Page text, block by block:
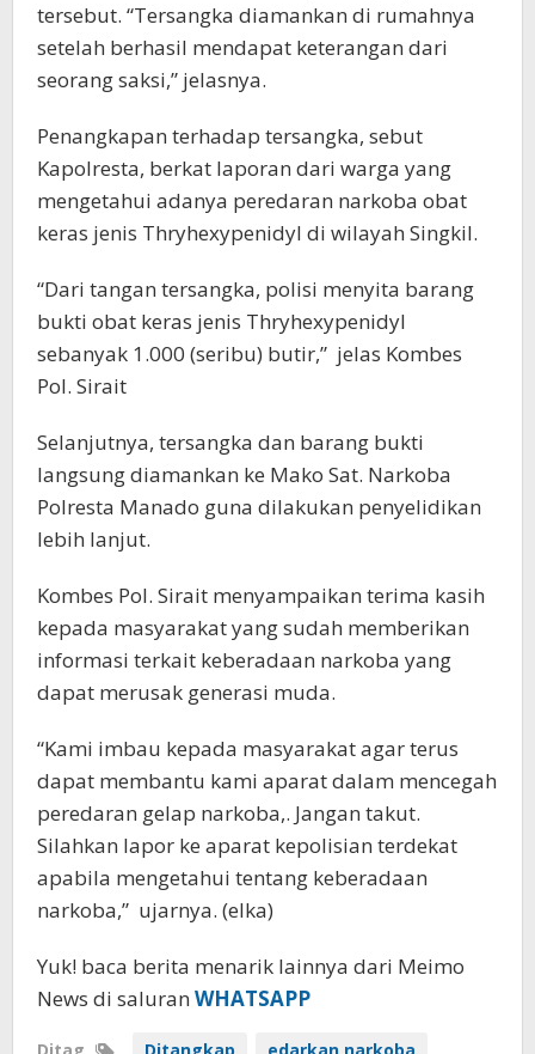
tersebut. “Tersangka diamankan di rumahnya
setelah berhasil mendapat keterangan dari
seorang saksi,” jelasnya.
Penangkapan terhadap tersangka, sebut
Kapolresta, berkat laporan dari warga yang
mengetahui adanya peredaran narkoba obat
keras jenis Thryhexypenidyl di wilayah Singkil.
“Dari tangan tersangka, polisi menyita barang
bukti obat keras jenis Thryhexypenidyl
sebanyak 1.000 (seribu) butir,” jelas Kombes
Pol. Sirait
Selanjutnya, tersangka dan barang bukti
langsung diamankan ke Mako Sat. Narkoba
Polresta Manado guna dilakukan penyelidikan
lebih lanjut.
Kombes Pol. Sirait menyampaikan terima kasih
kepada masyarakat yang sudah memberikan
informasi terkait keberadaan narkoba yang
dapat merusak generasi muda.
“Kami imbau kepada masyarakat agar terus
dapat membantu kami aparat dalam mencegah
peredaran gelap narkoba,. Jangan takut.
Silahkan lapor ke aparat kepolisian terdekat
apabila mengetahui tentang keberadaan
narkoba,” ujarnya. (elka)
Yuk! baca berita menarik lainnya dari Meimo
News di saluran WHATSAPP